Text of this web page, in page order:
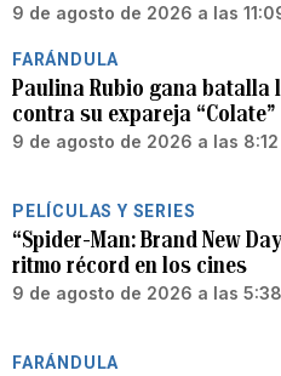
9 de agosto de 2026 a las
FARÁNDULA
Paulina Rubio gana batalla
contra su expareja “Colate”
9 de agosto de 2026 a las 8:12
PELÍCULAS Y SERIES
“Spider-Man: Brand New
ritmo récord en los cines
9 de agosto de 2026 a las
FARÁNDULA